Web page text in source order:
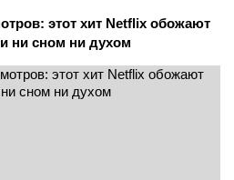
этот хит Netflix обожают
ни сном ни духом